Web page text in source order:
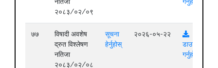
२०८३/०२/०९
७७
विषादी अवशेष
द्रुत विश्लेषण
नतिजा
२०८३/०२/०८
सूचना
हेर्नुहोस्
२०२६-०५-२२
डाउनलोड
गर्नुहोस्